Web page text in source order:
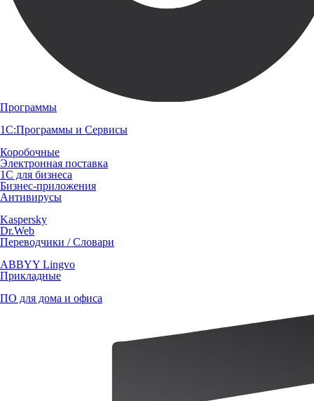
Программы
1С:Программы и Сервисы
Коробочные
Электронная поставка
1С для бизнеса
Бизнес-приложения
Антивирусы
Kaspersky
Dr.Web
Переводчики / Словари
ABBYY Lingvo
Прикладные
ПО для дома и офиса